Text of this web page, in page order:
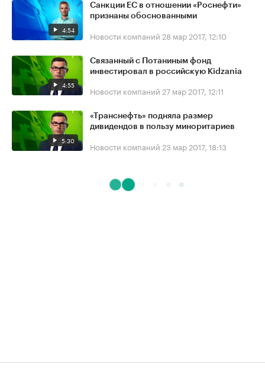
4:54
Санкции ЕС в отношении «Роснефти»
признаны обоснованными
Новости компаний 28 мар 2017, 12:10
4:55
Связанный с Потаниным фонд
инвестировал в российскую Kidzania
Новости компаний 27 мар 2017, 12:11
5:30
«Транснефть» подняла размер
дивидендов в пользу миноритариев
Новости компаний 23 мар 2017, 18:13